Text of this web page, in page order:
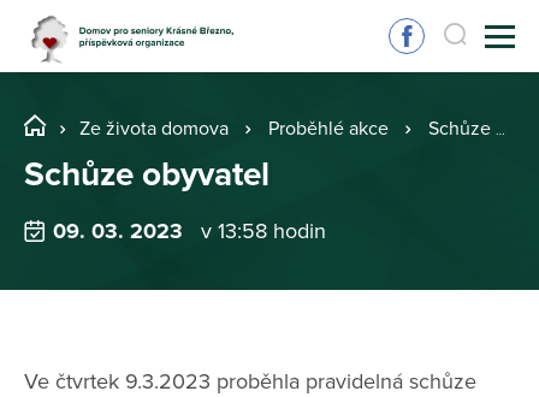
Ze života domova Proběhlé akce Schůze obyvatel
Schůze obyvatel
09. 03. 2023 v 13:58 hodin
Ve čtvrtek 9.3.2023 proběhla pravidelná schůze